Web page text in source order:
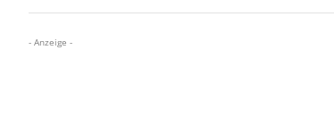
- Anzeige -